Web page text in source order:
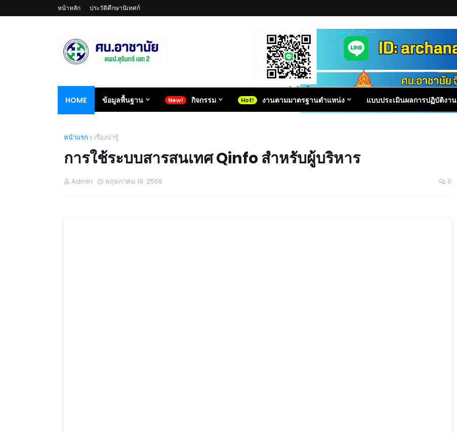
หน้าหลัก ประวัติศึกษานิเทศก์
HOME ข้อมูลพื้นฐาน กิจกรรม งานตามมาตรฐานตำแหน่ง แบบประเมินผลการปฏิบัติงาน
หน้าแรก เรื่องน่ารู้
การใช้ระบบสารสนเทศ Qinfo สำหรับผู้บริหาร
Admin พฤษภาคม 19, 2569 0